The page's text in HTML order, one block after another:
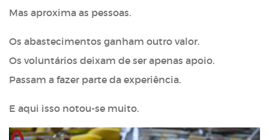
Mas aproxima as pessoas.
Os abastecimentos ganham outro valor.
Os voluntários deixam de ser apenas apoio.
Passam a fazer parte da experiência.
E aqui isso notou-se muito.